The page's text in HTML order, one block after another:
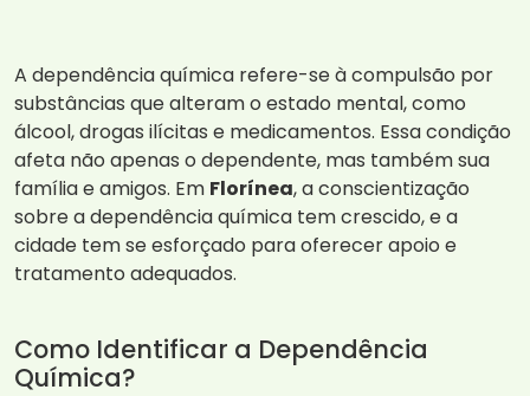
A dependência química refere-se à compulsão por
substâncias que alteram o estado mental, como
álcool, drogas ilícitas e medicamentos. Essa condição
afeta não apenas o dependente, mas também sua
família e amigos. Em Florínea, a conscientização
sobre a dependência química tem crescido, e a
cidade tem se esforçado para oferecer apoio e
tratamento adequados.
Como Identificar a Dependência
Química?